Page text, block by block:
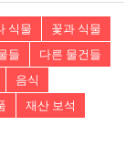
식물
꽃과 식물
들
다른 물건들
음식
재산 보석